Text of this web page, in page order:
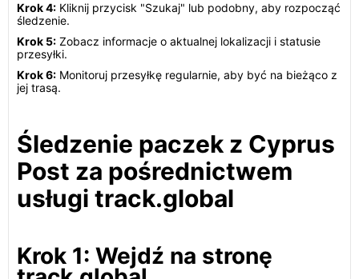
Krok 4: Kliknij przycisk "Szukaj" lub podobny, aby rozpocząć
śledzenie.
Krok 5: Zobacz informacje o aktualnej lokalizacji i statusie
przesyłki.
Krok 6: Monitoruj przesyłkę regularnie, aby być na bieżąco z
jej trasą.
Śledzenie paczek z Cyprus
Post za pośrednictwem
usługi track.global
Krok 1: Wejdź na stronę